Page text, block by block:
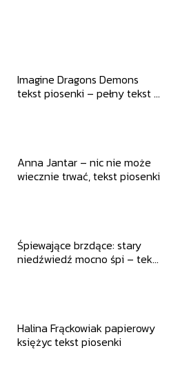
Imagine Dragons Demons
tekst piosenki – pełny tekst i
Anna Jantar – nic nie może
wiecznie trwać, tekst piosenki
Śpiewające brzdące: stary
niedźwiedź mocno śpi – tekst
Halina Frąckowiak papierowy
księżyc tekst piosenki